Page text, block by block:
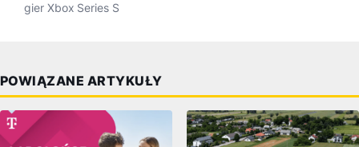
gier Xbox Series S
POWIĄZANE ARTYKUŁY